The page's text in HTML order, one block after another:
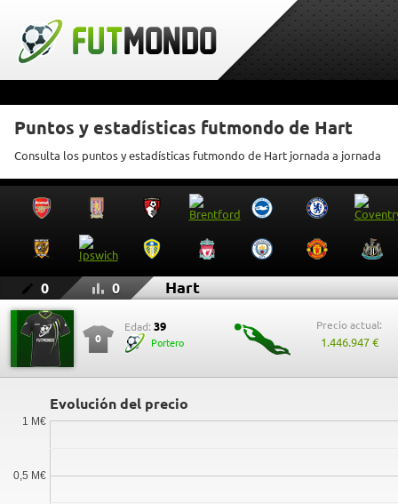
Puntos y estadísticas futmondo de Hart
Consulta los puntos y estadísticas futmondo de Hart jornada a jornada
0 0 Hart
0
Edad: 39
Portero
Precio actual:
1.446.947 €
Evolución del precio
0,5 M€
1 M€